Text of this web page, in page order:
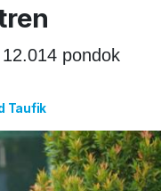
pondok
Taufik